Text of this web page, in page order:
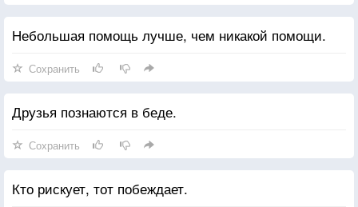
Небольшая помощь лучше, чем никакой помощи.
Сохранить
Друзья познаются в беде.
Сохранить
Кто рискует, тот побеждает.